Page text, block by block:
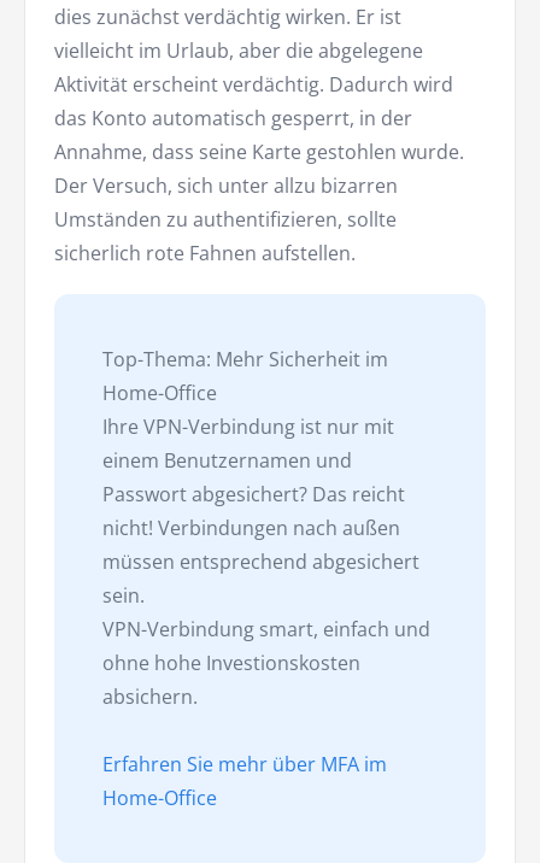
dies zunächst verdächtig wirken. Er ist
vielleicht im Urlaub, aber die abgelegene
Aktivität erscheint verdächtig. Dadurch wird
das Konto automatisch gesperrt, in der
Annahme, dass seine Karte gestohlen wurde.
Der Versuch, sich unter allzu bizarren
Umständen zu authentifizieren, sollte
sicherlich rote Fahnen aufstellen.
Top-Thema: Mehr Sicherheit im
Home-Office
Ihre VPN-Verbindung ist nur mit
einem Benutzernamen und
Passwort abgesichert? Das reicht
nicht! Verbindungen nach außen
müssen entsprechend abgesichert
sein.
VPN-Verbindung smart, einfach und
ohne hohe Investionskosten
absichern.
Erfahren Sie mehr über MFA im
Home-Office